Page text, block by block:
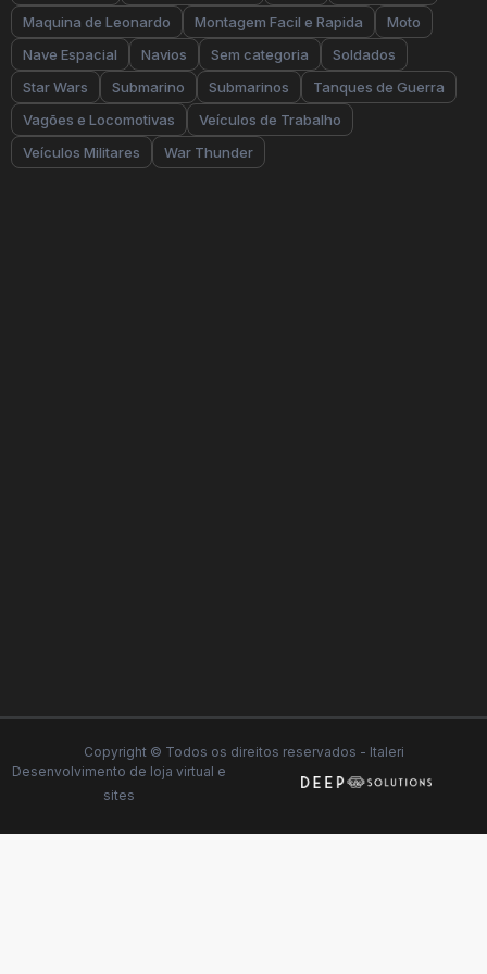
Maquina de Leonardo
Montagem Facil e Rapida
Moto
Nave Espacial
Navios Sem categoria
Soldados
Star Wars
Submarino Submarinos
Tanques de Guerra
Vagões e Locomotivas
Veículos de Trabalho
Veículos Militares
War Thunder
Copyright © Todos os direitos reservados - Italeri
Desenvolvimento de loja virtual e
sites